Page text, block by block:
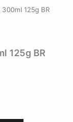
125g BR
125g BR